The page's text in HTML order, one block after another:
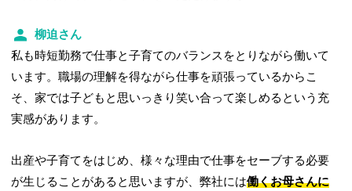
柳迫さん
私も時短勤務で仕事と子育てのバランスをとりながら働いて
います。職場の理解を得ながら仕事を頑張っているからこ
そ、家では子どもと思いっきり笑い合って楽しめるという充
実感があります。
出産や子育てをはじめ、様々な理由で仕事をセーブする必要
が生じることがあると思いますが、弊社には働くお母さんに